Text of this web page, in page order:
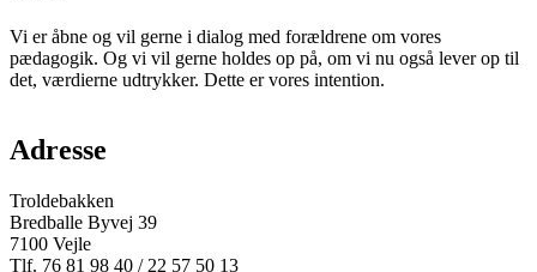
Vi er åbne og vil gerne i dialog med forældrene om vores
pædagogik. Og vi vil gerne holdes op på, om vi nu også lever op til
det, værdierne udtrykker. Dette er vores intention.
Adresse
Troldebakken
Bredballe Byvej 39
7100 Vejle
Tlf. 76 81 98 40 / 22 57 50 13